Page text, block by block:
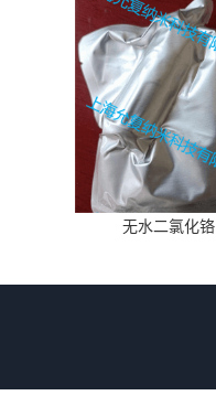
无水二氯化铬